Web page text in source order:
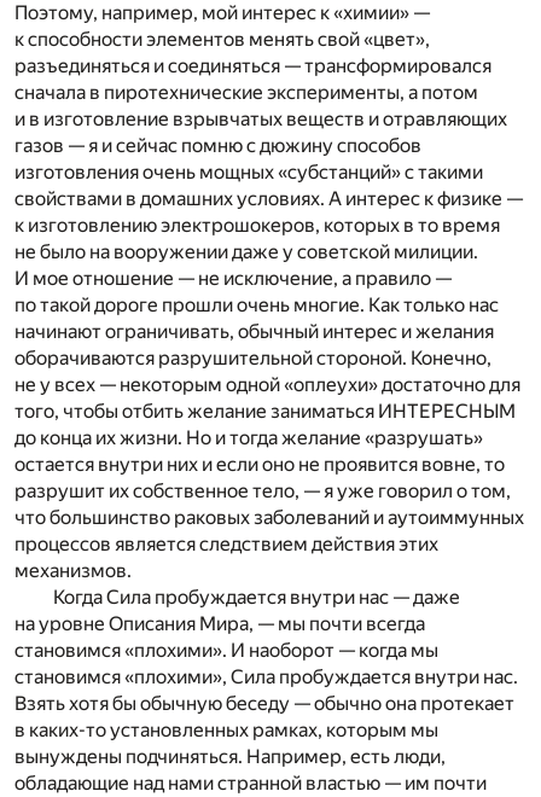
Поэтому, например, мой интерес к «химии» —
к способности элементов менять свой «цвет»,
разъединяться и соединяться — трансформировался
сначала в пиротехнические эксперименты, а потом
и в изготовление взрывчатых веществ и отравляющих
газов — я и сейчас помню с дюжину способов
изготовления очень мощных «субстанций» с такими
свойствами в домашних условиях. А интерес к физике —
к изготовлению электрошокеров, которых в то время
не было на вооружении даже у советской милиции.
И мое отношение — не исключение, а правило —
по такой дороге прошли очень многие. Как только нас
начинают ограничивать, обычный интерес и желания
оборачиваются разрушительной стороной. Конечно,
не у всех — некоторым одной «оплеухи» достаточно для
того, чтобы отбить желание заниматься ИНТЕРЕСНЫМ
до конца их жизни. Но и тогда желание «разрушать»
остается внутри них и если оно не проявится вовне, то
разрушит их собственное тело, — я уже говорил о том,
что большинство раковых заболеваний и аутоиммунных
процессов является следствием действия этих
механизмов.
Когда Сила пробуждается внутри нас — даже
на уровне Описания Мира, — мы почти всегда
становимся «плохими». И наоборот — когда мы
становимся «плохими», Сила пробуждается внутри нас.
Взять хотя бы обычную беседу — обычно она протекает
в каких-то установленных рамках, которым мы
вынуждены подчиняться. Например, есть люди,
обладающие над нами странной властью — им почти